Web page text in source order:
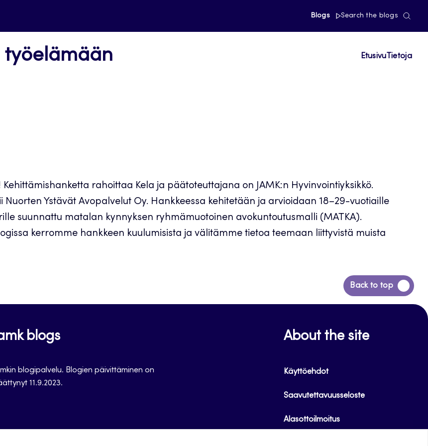
Blogs Search the blogs
työelämään Etusivu Tietoja
rahoittaa Kela ja päätoteuttajana on JAMK:n Hyvinvointiyksikkö.
Ystävät Avopalvelut Oy. Hankkeessa kehitetään ja arvioidaan 18–29-vuotiaille
suunnattu matalan kynnyksen ryhmämuotoinen avokuntoutusmalli (MATKA).
kerromme hankkeen kuulumisista ja välitämme tietoa teemaan liittyvistä muista
Back to top
Siirry
takaisin
blogs
blogipalvelu. Blogien päivittäminen on
11.9.2023.
About the site
Käyttöehdot
Saavutettavuusseloste
Alasottoilmoitus